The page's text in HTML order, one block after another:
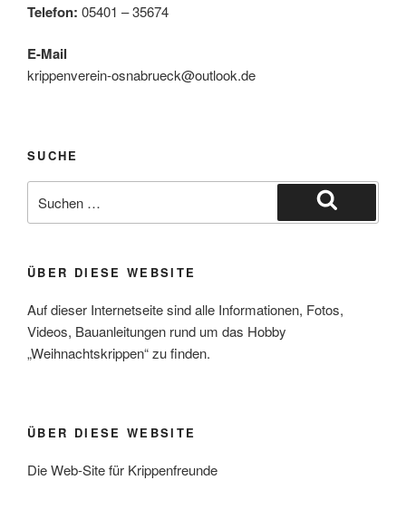
Telefon: 05401 – 35674
E-Mail
krippenverein-osnabrueck@outlook.de
SUCHE
nach:
Suchen
ÜBER DIESE WEBSITE
Auf dieser Internetseite sind alle Informationen, Fotos,
Videos, Bauanleitungen rund um das Hobby
„Weihnachtskrippen“ zu finden.
ÜBER DIESE WEBSITE
Die Web-Site für Krippenfreunde